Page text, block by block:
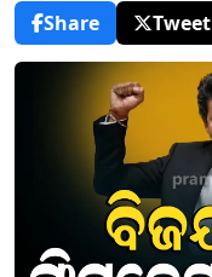
Share
Tweet